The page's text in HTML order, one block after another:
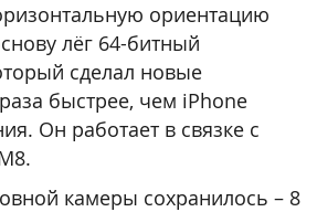
ориентацию
лёг 64-битный
сделал новые
быстрее, чем iPhone
Он работает в связке с
камеры сохранилось – 8